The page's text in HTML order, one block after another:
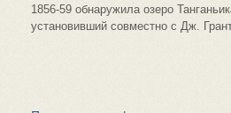
1856-59 обнаружила озеро
установивший совместно с Дж.